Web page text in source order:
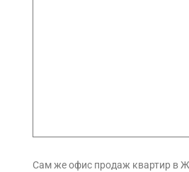
Сам же офис продаж квартир в